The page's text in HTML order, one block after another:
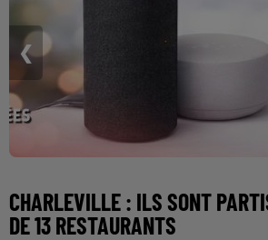
❮
CHARLEVILLE : ILS SONT
DE 13 RESTAURANTS